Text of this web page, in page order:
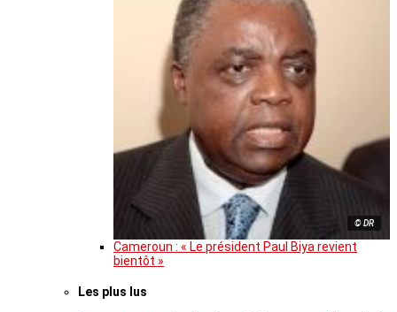
© DR
Cameroun : « Le président Paul Biya revient
bientôt »
Les plus lus